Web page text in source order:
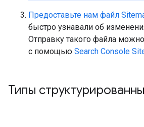
Предоставьте нам файл
быстро узнавали об
Отправку такого файла
с помощью Search Console
Типы